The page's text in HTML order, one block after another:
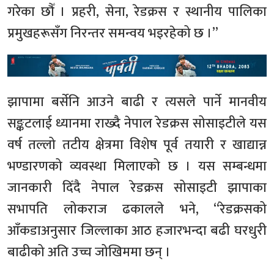
गरेका छौँ । प्रहरी, सेना, रेडक्रस र स्थानीय पालिका
प्रमुखहरूसँग निरन्तर समन्वय भइरहेको छ ।”
झापामा बर्सेनि आउने बाढी र त्यसले पार्ने मानवीय
सङ्कटलाई ध्यानमा राख्दै नेपाल रेडक्रस सोसाइटीले यस
वर्ष तल्लो तटीय क्षेत्रमा विशेष पूर्व तयारी र खाद्यान्न
भण्डारणको व्यवस्था मिलाएको छ । यस सम्बन्धमा
जानकारी दिँदै नेपाल रेडक्रस सोसाइटी झापाका
सभापति लोकराज ढकालले भने, “रेडक्रसको
आँकडाअनुसार जिल्लाका आठ हजारभन्दा बढी घरधुरी
बाढीको अति उच्च जोखिममा छन् ।